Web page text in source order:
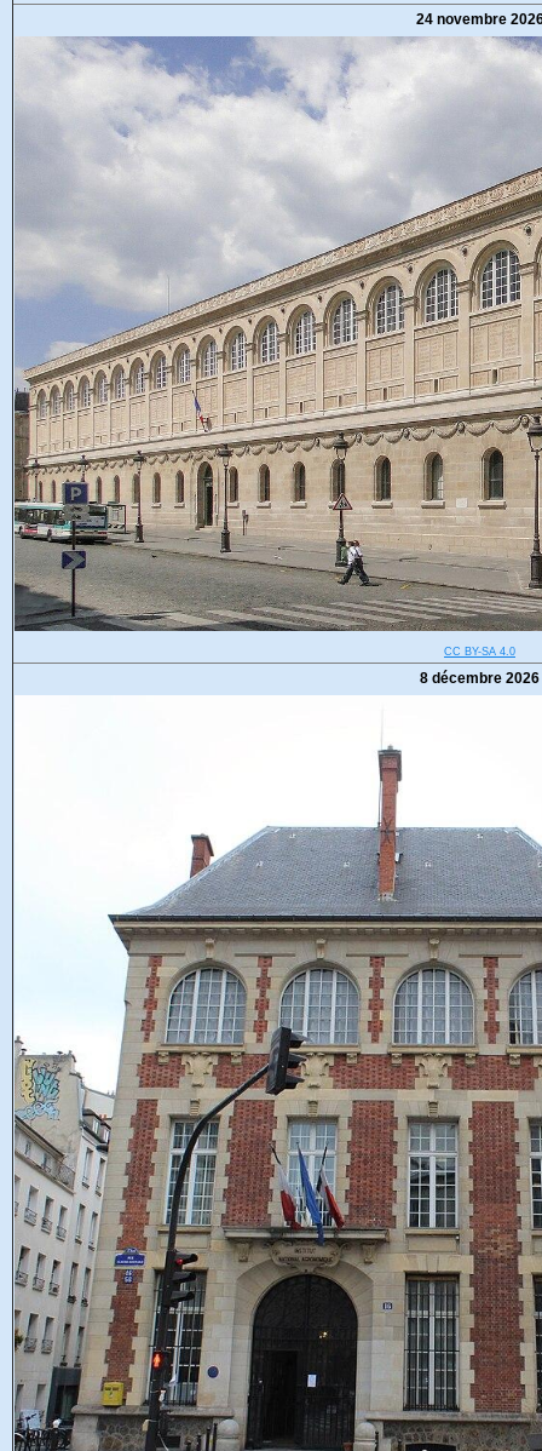
24 novembre
CC BY-SA 4.0
8 décembre 2026